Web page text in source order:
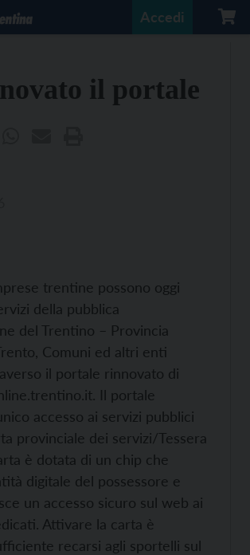
Accedi
il portale
trentine possono oggi
della pubblica
del Trentino – Provincia
Comuni ed altri enti
il portale rinnovato di
Il portale
accesso ai servizi pubblici
provinciale dei servizi/Tessera
è dotata di un chip che
digitale del possessore e
un accesso sicuro sul web ai
Attivare la carta è
recarsi agli sportelli sul